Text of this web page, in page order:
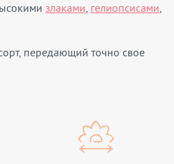
злаками, гелиопсисами,
передающий точно свое